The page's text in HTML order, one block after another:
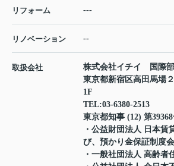
リフォーム ---
リノベーション --
取扱会社
株式会社イチイ 国際部
東京都新宿区高田馬場
1F
TEL:03-6380-2513
東京都知事 (12) 第
・公益財団法人 日本
び、預かり金保証制度
・一般社団法人 高齢者